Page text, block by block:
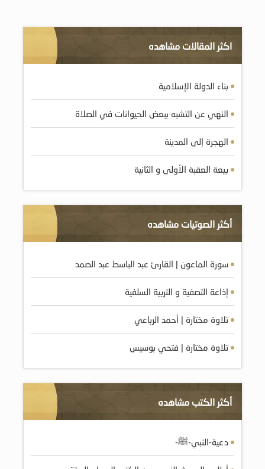
اكثر المقالات مشاهده
بناء الدولة الإسلامية
النهي عن التشبه ببعض الحيوانات في الصلاة
الهجرة إلى المدينة
بيعة العقبة الأولى و الثانية
أكثر الصوتيات مشاهده
سورة الماعون | القارئ عبد الباسط عبد الصمد
إذاعة التصفية و التربية السلفية
تلاوة مختارة | أحمد الرباعي
تلاوة مختارة | فتحي بوسيس
أكثر الكتب مشاهده
دعية-النبي-ﷺ-